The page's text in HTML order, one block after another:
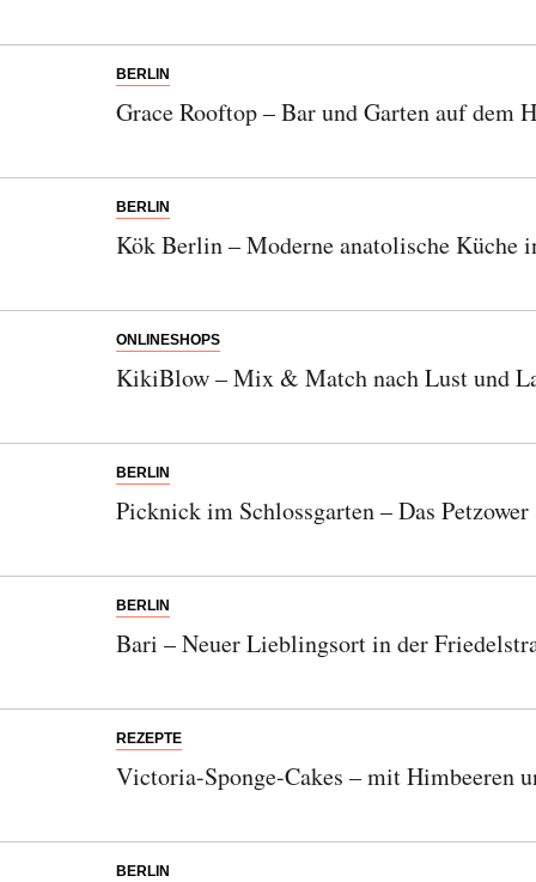
BERLIN
Grace Rooftop – Bar und Garten auf dem
BERLIN
Kök Berlin – Moderne anatolische Küche
ONLINESHOPS
KikiBlow – Mix & Match nach Lust und
BERLIN
Picknick im Schlossgarten – Das
BERLIN
Bari – Neuer Lieblingsort in der
REZEPTE
Victoria-Sponge-Cakes – mit Himbeeren
BERLIN